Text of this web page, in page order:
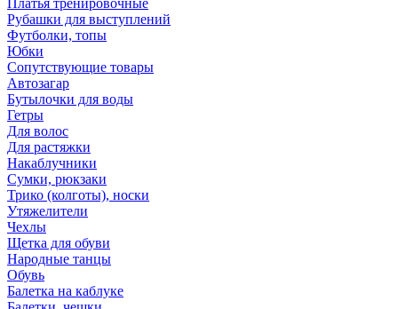
Платья тренировочные
Рубашки для выступлений
Футболки, топы
Юбки
Сопутствующие товары
Автозагар
Бутылочки для воды
Гетры
Для волос
Для растяжки
Накаблучники
Сумки, рюкзаки
Трико (колготы), носки
Утяжелители
Чехлы
Щетка для обуви
Народные танцы
Обувь
Балетка на каблуке